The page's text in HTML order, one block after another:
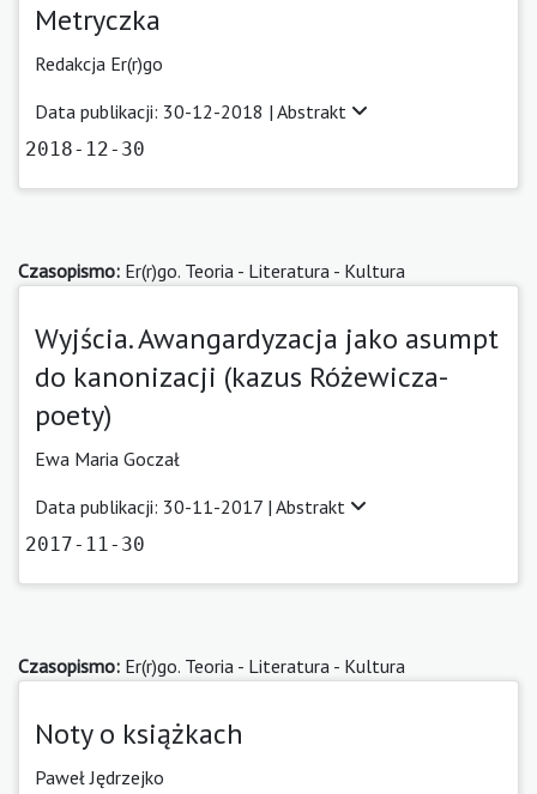
Metryczka
Redakcja Er(r)go
Data publikacji: 30-12-2018 | Abstrakt
2018-12-30
Czasopismo: Er(r)go. Teoria - Literatura - Kultura
Wyjścia. Awangardyzacja jako asumpt
do kanonizacji (kazus Różewicza-
poety)
Ewa Maria Goczał
Data publikacji: 30-11-2017 | Abstrakt
2017-11-30
Czasopismo: Er(r)go. Teoria - Literatura - Kultura
Noty o książkach
Paweł Jędrzejko